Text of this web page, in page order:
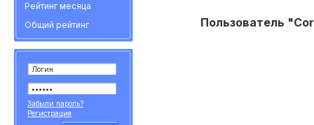
Рейтинг месяца
Общий рейтинг
Забыли пароль?
Регистрация
Пользователь